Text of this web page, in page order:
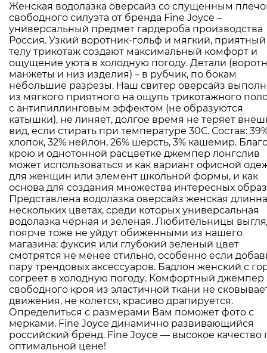
Женская водолазка оверсайз со спущенным
свободного силуэта от бренда Fine Joyce –
универсальный предмет гардероба производства
Россия. Узкий воротник-гольф и мягкий, приятный
телу трикотаж создают максимальный комфорт и
ощущение уюта в холодную погоду. Детали
манжеты и низ изделия) – в рубчик, по бокам
небольшие разрезы. Наш свитер оверсайз
из мягкого приятного на ощупь трикотажного
с антипиллинговым эффектом (не образуются
катышки), не линяет, долгое время не теряет
вид, если стирать при температуре 30С. Состав:
хлопок, 32% нейлон, 26% шерсть, 3% кашемир.
крою и однотонной расцветке джемпер лонгслив
может использоваться и как вариант офисной
для женщин или элемент школьной формы, и как
основа для создания множества интересных
Представлена водолазка оверсайз женская
нескольких цветах, среди которых универсальная
водолазка черная и зеленая. Любительницы
поярче тоже не уйдут обиженными из нашего
магазина: фуксия или глубокий зеленый цвет
смотрятся не менее стильно, особенно если
пару трендовых аксессуаров. Бадлон женский с
согреет в холодную погоду. Комфортный джемпер
свободного кроя из эластичной ткани не
движения, не колется, красиво драпируется.
Определиться с размерами Вам поможет фото с
мерками. Fine Joyce динамично развивающийся
российский бренд. Fine Joyce — высокое качество
оптимальной цене!